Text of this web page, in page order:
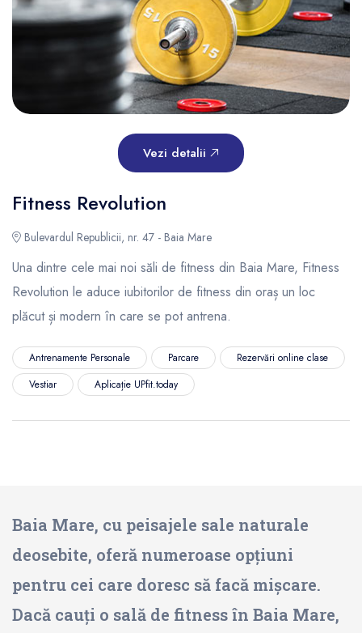
Vezi detalii
Fitness Revolution
Bulevardul Republicii, nr. 47 - Baia Mare
Una dintre cele mai noi săli de fitness din Baia Mare, Fitness
Revolution le aduce iubitorilor de fitness din oraș un loc
plăcut și modern în care se pot antrena.
Antrenamente Personale Parcare
Rezervări online clase
Vestiar
Aplicație UPfit.today
Baia Mare, cu peisajele sale naturale
deosebite, oferă numeroase opțiuni
pentru cei care doresc să facă mișcare.
Dacă cauți o sală de fitness în Baia Mare,